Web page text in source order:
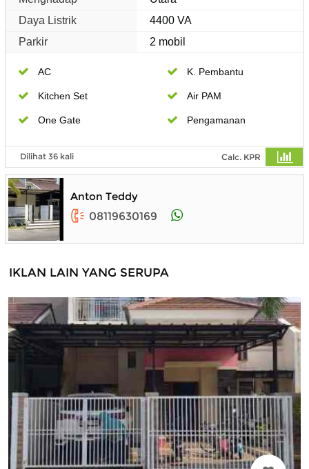
Daya Listrik
4400 VA
Parkir
2 mobil
AC K. Pembantu
Kitchen Set Air PAM
One Gate Pengamanan
Dilihat 36 kali Calc. KPR
Anton Teddy
08119630169
IKLAN LAIN YANG SERUPA